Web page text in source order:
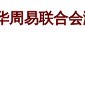
周易联合